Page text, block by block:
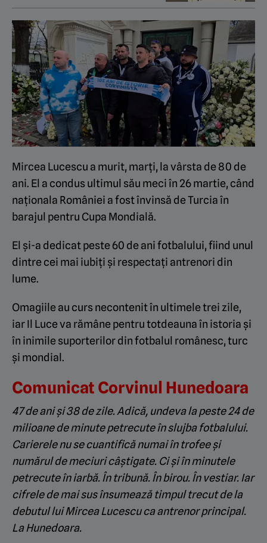
Mircea Lucescu a murit, marţi, la vârsta de 80 de
ani. El a condus ultimul său meci în 26 martie, când
naţionala României a fost învinsă de Turcia în
barajul pentru Cupa Mondială.
El şi-a dedicat peste 60 de ani fotbalului, fiind unul
dintre cei mai iubiţi şi respectaţi antrenori din
lume.
Omagiile au curs necontenit în ultimele trei zile,
iar Il Luce va rămâne pentru totdeauna în istoria şi
în inimile suporterilor din fotbalul românesc, turc
şi mondial.
Comunicat Corvinul Hunedoara
47 de ani şi 38 de zile. Adică, undeva la peste 24 de
milioane de minute petrecute în slujba fotbalului.
Carierele nu se cuantifică numai în trofee şi
numărul de meciuri câştigate. Ci şi în minutele
petrecute în iarbă. În tribună. În birou. În vestiar. Iar
cifrele de mai sus însumează timpul trecut de la
debutul lui Mircea Lucescu ca antrenor principal.
La Hunedoara.